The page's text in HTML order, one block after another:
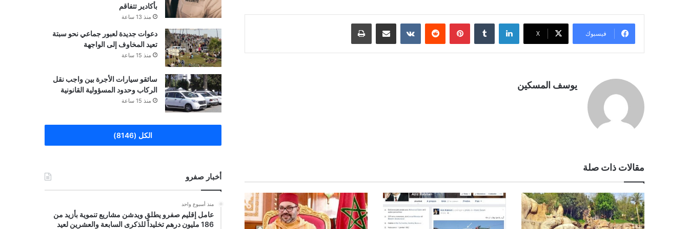
فيسبوك ‫X
لينكدإن بينتيريست مشاركة عبر البريد طباعة
يوسف المسكين
مقالات ذات صلة
بأكادير تتفاقم
منذ 13 ساعة
دعوات جديدة لعبور جماعي نحو سبتة
تعيد المخاوف إلى الواجهة
منذ 15 ساعة
سائقو سيارات الأجرة بين واجب نقل
الركاب وحدود المسؤولية القانونية
منذ 15 ساعة
الكل (8146)
أخبار صفرو
منذ أسبوع واحد
عامل إقليم صفرو يطلق ويدشن مشاريع تنموية بأزيد من
186 مليون درهم تخليداً للذكرى السابعة والعشرين لعيد